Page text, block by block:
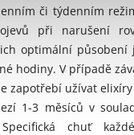
či týdenním
při narušení
optimální
hodiny. V případě
zapotřebí užívat
1-3 měsíců v
chuť